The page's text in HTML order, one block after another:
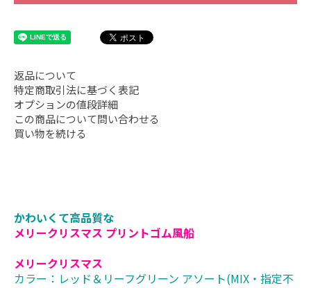
返品について
特定商取引法に基づく表記
オプションの値段詳細
この商品について問い合わせる
買い物を続ける
かわいくて高品質な
メリークリスマス プリントゴム風船
メリークリスマス
カラー：レッド＆リーフグリーン アソート(MIX・指定不